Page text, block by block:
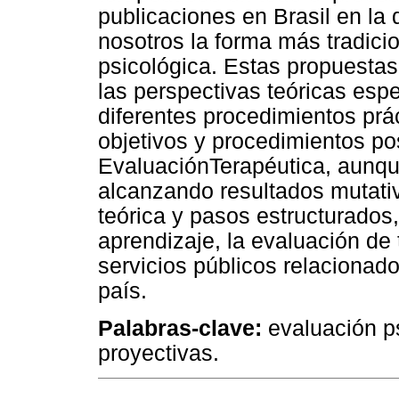
publicaciones en Brasil en la
nosotros la forma más
psicológica. Estas
las perspectivas teóricas
diferentes procedimientos
objetivos y procedimientos
EvaluaciónTerapéutica,
alcanzando resultados
teórica y pasos
aprendizaje, la evaluación
servicios públicos
país.
Palabras-clave: evaluación
proyectivas.